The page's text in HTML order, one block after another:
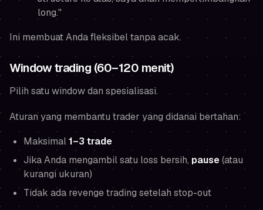
long."
Ini membuat Anda fleksibel tanpa acak.
Window trading (60–120 menit)
Pilih satu window dan spesialisasi.
Aturan yang membantu trader yang didanai bertahan:
Maksimal1–3 trade
Jika Anda mengambil satu loss bersih, pause(atau
kurangi ukuran)
Tidak ada revenge trading setelah stop-out